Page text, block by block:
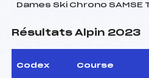
Dames Ski Chrono SAMSE
Résultats Alpin 2023
Codex Course